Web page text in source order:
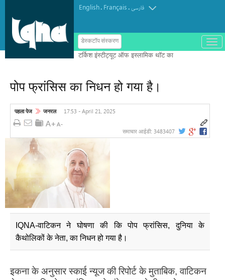
English. Français.فارسی
डेस्कटॉप संस्करण
ب
ا
पोप फ्रांसिस का निधन हो गया है।
पहला पेज जनरल 17:53 - April 21, 2025
समाचार आईडी: 3483407
IQNA-वाटिकन ने घोषणा की कि पोप फ्रांसिस, दुनिया के
कैथोलिकों के नेता, का निधन हो गया है।
इकना के अनुसार स्काई न्यूज की रिपोर्ट के मुताबिक, वाटिकन